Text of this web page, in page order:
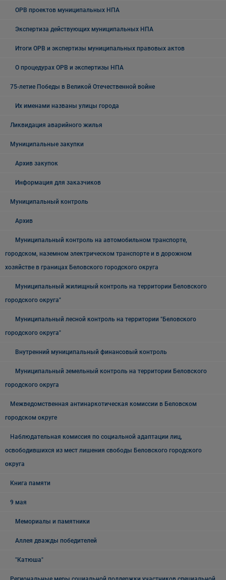
ОРВ проектов муниципальных НПА
Экспертиза действующих муниципальных НПА
Итоги ОРВ и экспертизы муниципальных правовых актов
О процедурах ОРВ и экспертизы НПА
75-летие Победы в Великой Отечественной войне
Их именами названы улицы города
Ликвидация аварийного жилья
Муниципальные закупки
Архив закупок
Информация для заказчиков
Муниципальный контроль
Архив
Муниципальный контроль на автомобильном транспорте,
городском, наземном электрическом транспорте и в дорожном
хозяйстве в границах Беловского городского округа
Муниципальный жилищный контроль на территории Беловского
городского округа"
Муниципальный лесной контроль на территории "Беловского
городского округа"
Внутренний муниципальный финансовый контроль
Муниципальный земельный контроль на территории Беловского
городского округа
Межведомственная антинаркотическая комиссии в Беловском
городском округе
Наблюдательная комиссия по социальной адаптации лиц,
освободившихся из мест лишения свободы Беловского городского
округа
Книга памяти
9 мая
Мемориалы и памятники
Аллея дважды победителей
"Катюша"